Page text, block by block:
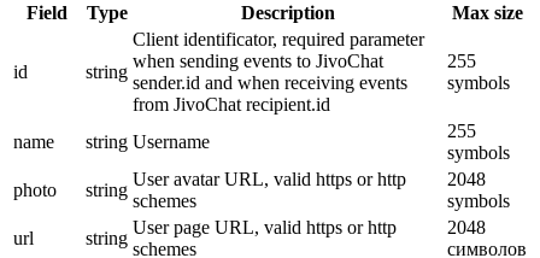
Field Type Description Max size
id string
Client identificator, required parameter
when sending events to JivoChat
sender.id and when receiving events
from JivoChat recipient.id
255
symbols
name string Username
255
symbols
photo
string
User avatar URL, valid https or http
schemes
2048
symbols
url
string
User page URL, valid https or http
schemes
2048
символов